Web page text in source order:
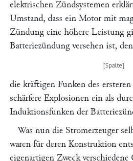
elektrischen Zündsystemen
Umstand, dass ein Motor mit
Zündung eine höhere Leistung
Batteriezündung versehen ist,
die kräftigen Funken des
schärfere Explosionen ein als
Induktionsfunken der
Was nun die Stromerzeuger
waren für deren Konstruktion
eigenartigen Zweck verschiedene